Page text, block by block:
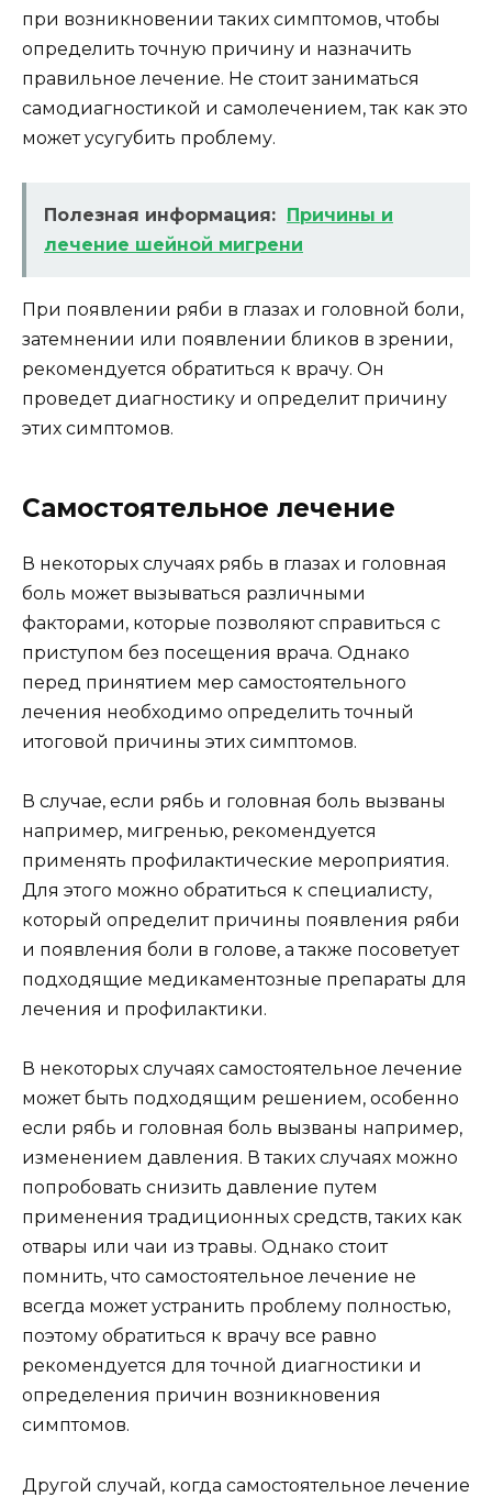
при возникновении таких симптомов, чтобы
определить точную причину и назначить
правильное лечение. Не стоит заниматься
самодиагностикой и самолечением, так как это
может усугубить проблему.
Полезная информация: Причины и
лечение шейной мигрени
При появлении ряби в глазах и головной боли,
затемнении или появлении бликов в зрении,
рекомендуется обратиться к врачу. Он
проведет диагностику и определит причину
этих симптомов.
Самостоятельное лечение
В некоторых случаях рябь в глазах и головная
боль может вызываться различными
факторами, которые позволяют справиться с
приступом без посещения врача. Однако
перед принятием мер самостоятельного
лечения необходимо определить точный
итоговой причины этих симптомов.
В случае, если рябь и головная боль вызваны
например, мигренью, рекомендуется
применять профилактические мероприятия.
Для этого можно обратиться к специалисту,
который определит причины появления ряби
и появления боли в голове, а также посоветует
подходящие медикаментозные препараты для
лечения и профилактики.
В некоторых случаях самостоятельное лечение
может быть подходящим решением, особенно
если рябь и головная боль вызваны например,
изменением давления. В таких случаях можно
попробовать снизить давление путем
применения традиционных средств, таких как
отвары или чаи из травы. Однако стоит
помнить, что самостоятельное лечение не
всегда может устранить проблему полностью,
поэтому обратиться к врачу все равно
рекомендуется для точной диагностики и
определения причин возникновения
симптомов.
Другой случай, когда самостоятельное лечение